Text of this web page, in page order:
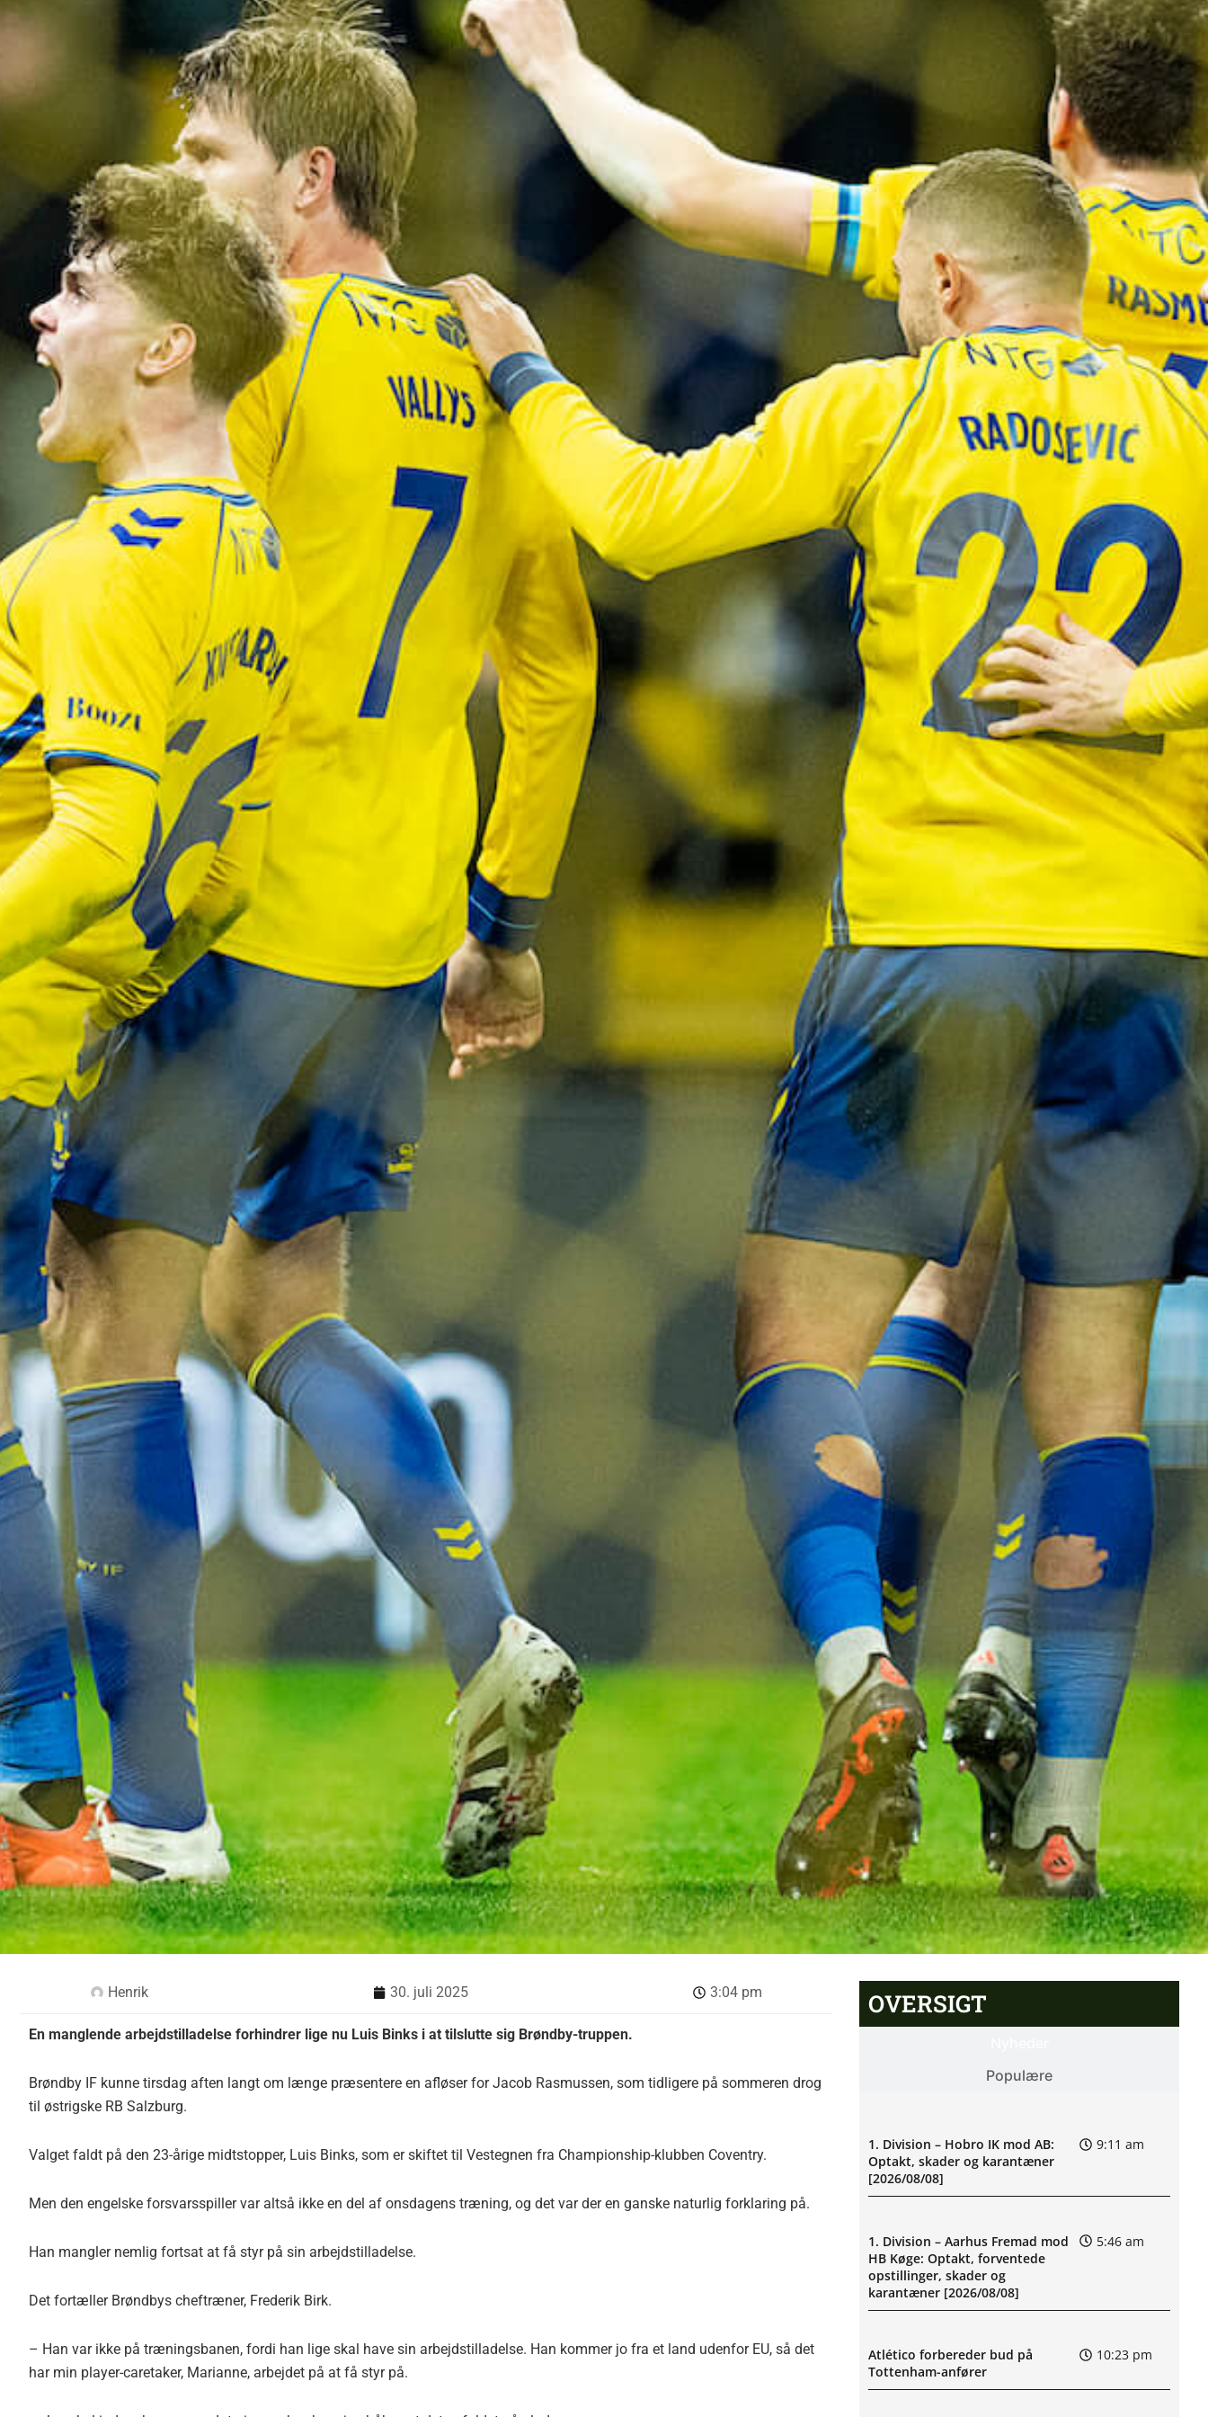
Henrik 30. juli 2025 3:04 pm
En manglende arbejdstilladelse forhindrer lige nu Luis Binks i at tilslutte sig Brøndby-truppen.
Brøndby IF kunne tirsdag aften langt om længe præsentere en afløser for Jacob Rasmussen, som tidligere på sommeren drog
til østrigske RB Salzburg.
Valget faldt på den 23-årige midtstopper, Luis Binks, som er skiftet til Vestegnen fra Championship-klubben Coventry.
Men den engelske forsvarsspiller var altså ikke en del af onsdagens træning, og det var der en ganske naturlig forklaring på.
Han mangler nemlig fortsat at få styr på sin arbejdstilladelse.
Det fortæller Brøndbys cheftræner, Frederik Birk.
– Han var ikke på træningsbanen, fordi han lige skal have sin arbejdstilladelse. Han kommer jo fra et land udenfor EU, så det
har min player-caretaker, Marianne, arbejdet på at få styr på.
OVERSIGT
Populære
1. Division – Hobro IK mod AB:
Optakt, skader og karantæner
[2026/08/08]
9:11 am
1. Division – Aarhus Fremad mod
HB Køge: Optakt, forventede
opstillinger, skader og
karantæner [2026/08/08]
5:46 am
Atlético forbereder bud på
Tottenham-anfører
10:23 pm